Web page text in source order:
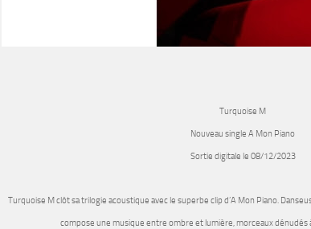
Turquoise M
Nouveau single A Mon Piano
Sortie digitale le 08/12/2023
Turquoise Mclôt sa trilogie acoustique avec le superbe clip d’A Mon Piano.
compose une musique entre ombre et lumière, morceaux dénudés